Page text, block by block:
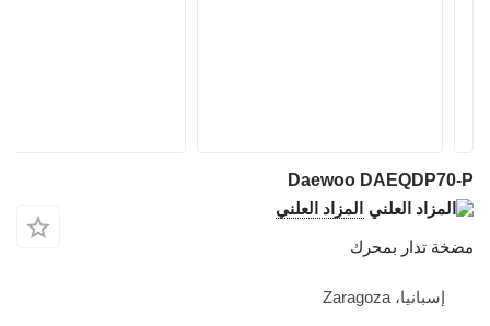
Daewoo DAEQDP70-P
المزاد العلني
مضخة تدار بمحرك
إسبانيا، Zaragoza